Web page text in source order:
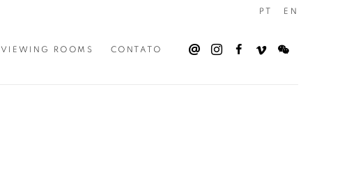
VIEWING ROOMS CONTATO
PT EN